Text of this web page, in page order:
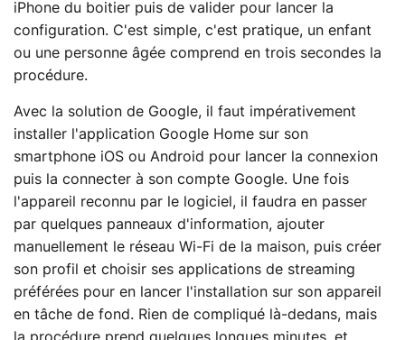
iPhone du boitier puis de valider pour lancer la
configuration. C'est simple, c'est pratique, un enfant
ou une personne âgée comprend en trois secondes la
procédure.
Avec la solution de Google, il faut impérativement
installer l'application Google Home sur son
smartphone iOS ou Android pour lancer la connexion
puis la connecter à son compte Google. Une fois
l'appareil reconnu par le logiciel, il faudra en passer
par quelques panneaux d'information, ajouter
manuellement le réseau Wi-Fi de la maison, puis créer
son profil et choisir ses applications de streaming
préférées pour en lancer l'installation sur son appareil
en tâche de fond. Rien de compliqué là-dedans, mais